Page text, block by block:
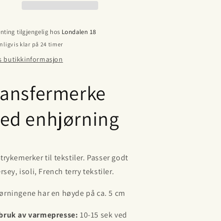
i
uke
44)
tilgjengelig hos Londalen 18
klar på 24 timer
butikkinformasjon
enhjørning
til tekstiler. Passer godt
isoli, French terry tekstiler.
har en høyde på ca. 5 cm
av varmepresse: 10-15 sek ved